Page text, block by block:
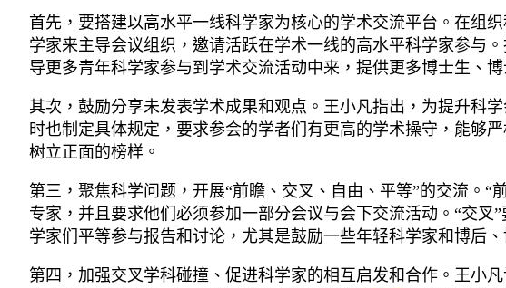
首先，要搭建以高水平一线科学家为核心的学术交流平台。在组
学家来主导会议组织，邀请活跃在学术一线的高水平科学家参与
导更多青年科学家参与到学术交流活动中来，提供更多博士生、
其次，鼓励分享未发表学术成果和观点。王小凡指出，为提升科
时也制定具体规定，要求参会的学者们有更高的学术操守，能够
树立正面的榜样。
第三，聚焦科学问题，开展“前瞻、交叉、自由、平等”的交流。
专家，并且要求他们必须参加一部分会议与会下交流活动。“交
学家们平等参与报告和讨论，尤其是鼓励一些年轻科学家和博后
第四，加强交叉学科碰撞、促进科学家的相互启发和合作。王小